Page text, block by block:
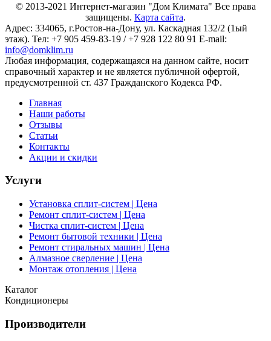
© 2013-2021 Интернет-магазин "Дом Климата" Все права
защищены. Карта сайта.
Адрес: 334065, г.Ростов-на-Дону, ул. Каскадная 132/2 (1ый
этаж). Тел: +7 905 459-83-19 / +7 928 122 80 91 E-mail:
info@domklim.ru
Любая информация, содержащаяся на данном сайте, носит
справочный характер и не является публичной офертой,
предусмотренной ст. 437 Гражданского Кодекса РФ.
Главная
Наши работы
Отзывы
Статьи
Контакты
Акции и скидки
Услуги
Установка сплит-систем | Цена
Ремонт сплит-систем | Цена
Чистка сплит-систем | Цена
Ремонт бытовой техники | Цена
Ремонт стиральных машин | Цена
Алмазное сверление | Цена
Монтаж отопления | Цена
Каталог
Кондиционеры
Производители